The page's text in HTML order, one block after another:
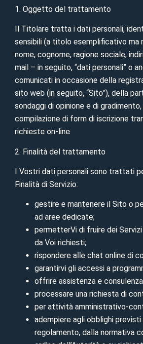
1. Oggetto del trattamento
Il Titolare tratta i dati personali,
sensibili (a titolo esemplificativo ma
nome, cognome, ragione sociale,
mail – in seguito, “dati personali” o
comunicati in occasione della
sito web (in seguito, “Sito”), della
sondaggi di opinione e di
compilazione di form di iscrizione
richieste on-line.
2. Finalità del trattamento
I Vostri dati personali sono trattati
Finalità di Servizio:
gestire e mantenere il Sito o
ad aree dedicate;
permetterVi di fruire dei
da Voi richiesti;
rispondere alle chat online di
garantirvi gli accessi a
offrire assistenza e
processare una richiesta di
per attività amministrativo-
adempiere agli obblighi previsti
regolamento, dalla normativa